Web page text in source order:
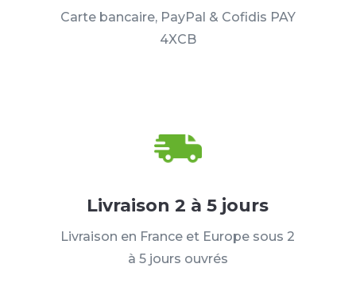
Carte bancaire, PayPal & Cofidis PAY
4XCB
Livraison 2 à 5 jours
Livraison en France et Europe sous 2
à 5 jours ouvrés